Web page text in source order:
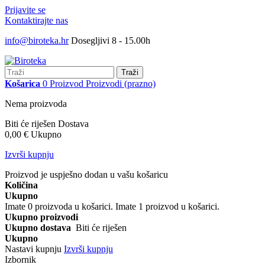
Prijavite se
Kontaktirajte nas
info@biroteka.hr Dosegljivi 8 - 15.00h
Traži
Košarica 0 Proizvod Proizvodi (prazno)
Nema proizvoda
Biti će riješen Dostava
0,00 € Ukupno
Izvrši kupnju
Proizvod je uspješno dodan u vašu košaricu
Količina
Ukupno
Imate 0 proizvoda u košarici. Imate 1 proizvod u košarici.
Ukupno proizvodi
Ukupno dostava Biti će riješen
Ukupno
Nastavi kupnju Izvrši kupnju
Izbornik